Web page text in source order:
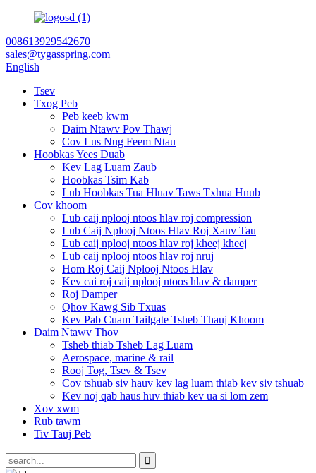
008613929542670
sales@tygasspring.com
English
Tsev
Txog Peb
Peb keeb kwm
Daim Ntawv Pov Thawj
Cov Lus Nug Feem Ntau
Hoobkas Yees Duab
Kev Lag Luam Zaub
Hoobkas Tsim Kab
Lub Hoobkas Tua Hluav Taws Txhua Hnub
Cov khoom
Lub caij nplooj ntoos hlav roj compression
Lub Caij Nplooj Ntoos Hlav Roj Xauv Tau
Lub caij nplooj ntoos hlav roj kheej kheej
Lub caij nplooj ntoos hlav roj nruj
Hom Roj Caij Nplooj Ntoos Hlav
Kev cai roj caij nplooj ntoos hlav & damper
Roj Damper
Qhov Kawg Sib Txuas
Kev Pab Cuam Tailgate Tsheb Thauj Khoom
Daim Ntawv Thov
Tsheb thiab Tsheb Lag Luam
Aerospace, marine & rail
Rooj Tog, Tsev & Tsev
Cov tshuab siv hauv kev lag luam thiab kev siv tshuab
Kev noj qab haus huv thiab kev ua si lom zem
Xov xwm
Rub tawm
Tiv Tauj Peb